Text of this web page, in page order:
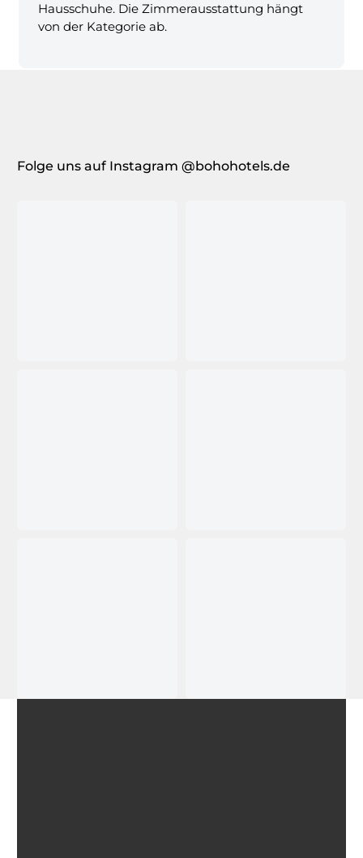
Hausschuhe. Die Zimmerausstattung hängt
von der Kategorie ab.
Folge uns auf Instagram @bohohotels.de